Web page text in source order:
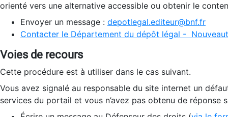
orienté vers une alternative accessible ou obtenir le
Envoyer un message : depotlegal.editeur@bnf.fr
Contacter le Département du dépôt légal -
Voies de recours
Cette procédure est à utiliser dans le cas suivant.
Vous avez signalé au responsable du site internet un
services du portail et vous n’avez pas obtenu de réponse